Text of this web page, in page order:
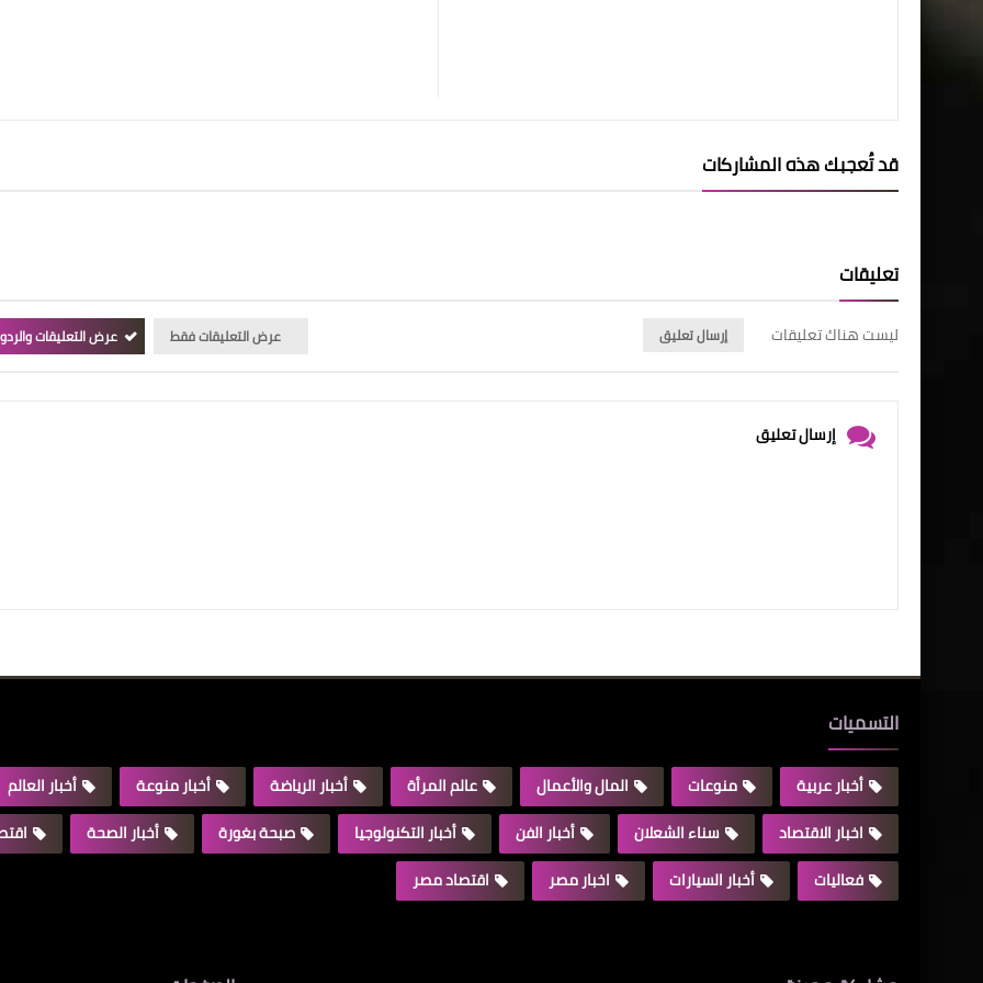
قد تُعجبك هذه المشاركات
تعليقات
ليست هناك تعليقات إرسال تعليق عرض التعليقات فقط عرض التعليقات
إرسال تعليق
التسميات
أخبار عربية منوعات المال والأعمال عالم المرأة أخبار الرياضة أخبار منوعة
أخبار العالم
اخبار الاقتصاد
سناء الشعلان أخبار الفن أخبار التكنولوجيا صبحة بغورة أخبار الصحة
فعاليات
أخبار السيارات اخبار مصر اقتصاد مصر